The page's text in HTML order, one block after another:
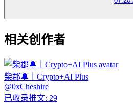
相关创作者
柴郡🔔｜Crypto+AI Plus
@0xCheshire
已收录推文: 29